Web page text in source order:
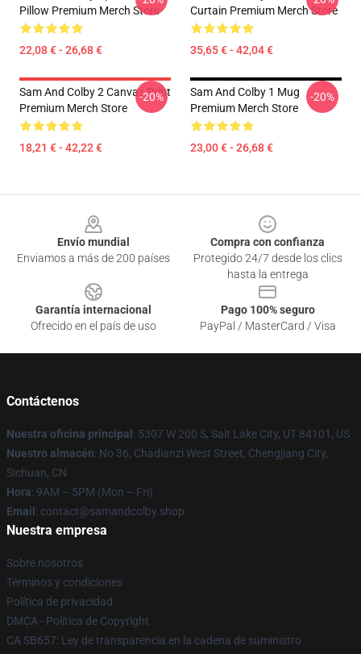
Pillow Premium Merch Store
22,08 € - 26,68 €
Curtain Premium Merch Store
35,65 € - 42,04 €
Sam And Colby 2 Canvas Print
Premium Merch Store
18,21 € - 42,22 €
-20%
Sam And Colby 1 Mug
Premium Merch Store
23,00 € - 26,68 €
-20%
Envío mundial
Enviamos a más de 200 países
Compra con confianza
Protegido 24/7 desde los clics
hasta la entrega
Garantía internacional
Ofrecido en el país de uso
Pago 100% seguro
PayPal / MasterCard / Visa
Contáctenos
Nuestra oficina principal : 5307 W 200 S, Salt Lake City, UT 84101, US
Nuestro almacén: No 36, Chadianzi West Street, Chengjiang City,
Sichuan, CN
Hora: 9AM – 5PM (Mon – Fri)
Email : contact@samandcolby.shop
Nuestra empresa
Sobre nosotros
Términos y condiciones
Política de privacidad
DMCA - Política de Copyright
CA SB657: Ley de transparencia en la cadena de suministro